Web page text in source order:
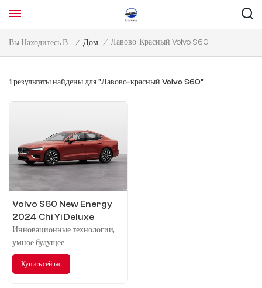
Вы Находитесь В : / Дом / Лавово-Красный Volvo S60
1 результаты найдены для "Лавово-красный Volvo S60"
Volvo S60 New Energy
2024 Chi Yi Deluxe
Edition
Инновационные технологии,
умное будущее!
Купить сейчас